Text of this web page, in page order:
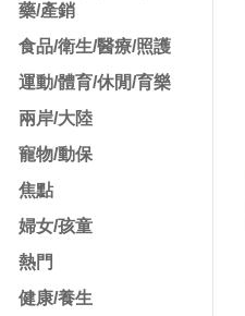
藥/產銷
食品/衛生/醫療/照護
運動/體育/休閒/育樂
兩岸/大陸
寵物/動保
焦點
婦女/孩童
熱門
健康/養生